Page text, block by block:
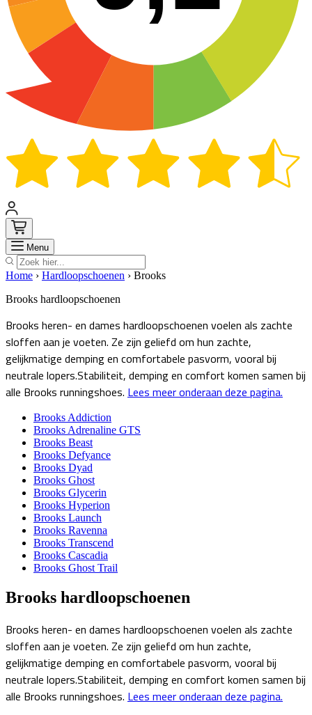
Menu Zoek
Home › Hardloopschoenen › Brooks
Brooks hardloopschoenen
Brooks heren- en dames hardloopschoenen voelen als zachte
sloffen aan je voeten. Ze zijn geliefd om hun zachte,
gelijkmatige demping en comfortabele pasvorm, vooral bij
neutrale lopers.Stabiliteit, demping en comfort komen samen bij
alle Brooks runningshoes. Lees meer onderaan deze pagina.
Brooks Addiction
Brooks Adrenaline GTS
Brooks Beast
Brooks Defyance
Brooks Dyad
Brooks Ghost
Brooks Glycerin
Brooks Hyperion
Brooks Launch
Brooks Ravenna
Brooks Transcend
Brooks Cascadia
Brooks Ghost Trail
Brooks hardloopschoenen
Brooks heren- en dames hardloopschoenen voelen als zachte
sloffen aan je voeten. Ze zijn geliefd om hun zachte,
gelijkmatige demping en comfortabele pasvorm, vooral bij
neutrale lopers.Stabiliteit, demping en comfort komen samen bij
alle Brooks runningshoes. Lees meer onderaan deze pagina.